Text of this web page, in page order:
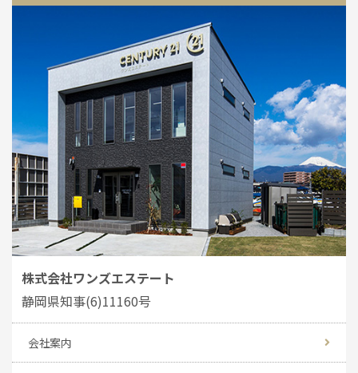
株式会社ワンズエステート
静岡県知事(6)11160号
会社案内